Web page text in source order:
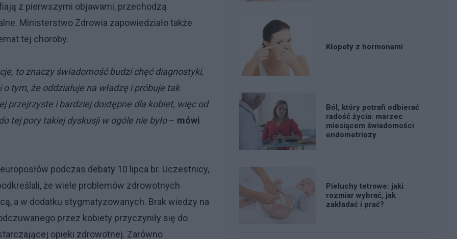
z pierwszymi objawami, przechodzą
Ministerstwo Zdrowia zapowiedziało także
tej choroby.
to znaczy świadomość budzi chęć diagnostyki,
tym, że oddziałuje na władzę i próbuje tak
przejrzyste i bardziej dostępne dla kobiet, więc od
tej pory takiej dyskusji w ogóle nie było– mówi
podczas debaty 10 lipca br. Uczestnicy,
że wiele problemów zdrowotnych
a w dodatku stygmatyzowanych. Brak wiedzy na
przez kobiety przyczyniły się do
opieki zdrowotnej. Zarówno
Kłopoty z hormonami
Ból, który potrafi odbierać
radość życia: marzec
miesiącem świadomości
endometriozy
Pieluchy tetrowe: jaki
rozmiar wybrać, jak
zakładać i prać?